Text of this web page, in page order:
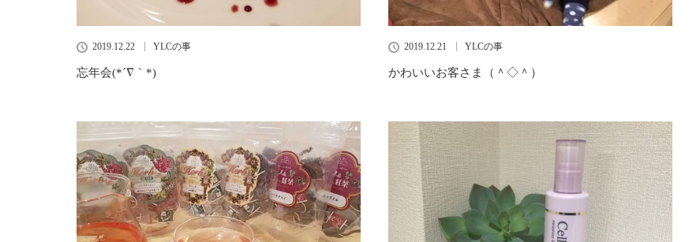
2019.12.22 YLCの事
忘年会(*´∇｀*)
2019.12.21 YLCの事
かわいいお客さま（＾◇＾）